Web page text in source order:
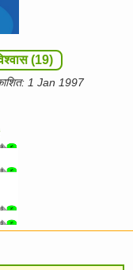
(19)
1 Jan 1997